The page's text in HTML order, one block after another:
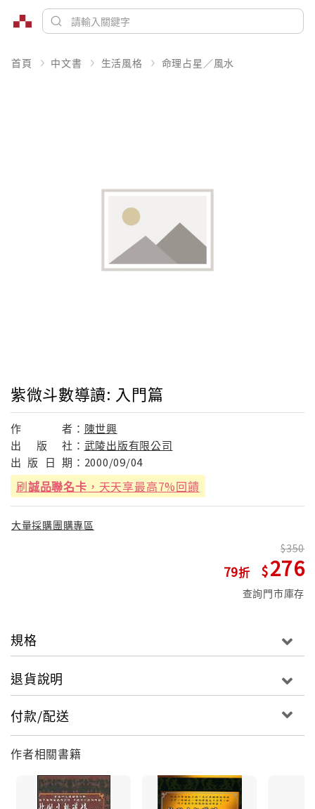
首頁 中文書 生活風格 命理占星／風水
紫微斗數導讀: 入門篇
作 者： 陳世興
出
版 社： 武陵出版有限公司
出 版 日 期： 2000/09/04
刷誠品聯名卡 ，天天享最高7%回饋
大量採購團購專區
79
350
276
查詢門市庫存
規格
退貨說明
付款/配送
作者相關書籍